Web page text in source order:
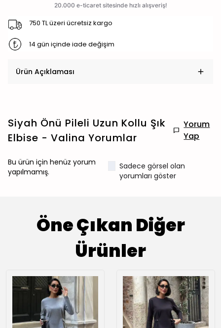
750 TL üzeri ücretsiz kargo
14 gün içinde iade değişim
Ürün Açıklaması
Siyah Önü Pileli Uzun Kollu Şık
Elbise - Valina Yorumlar
Yorum
Yap
Bu ürün için henüz yorum
yapılmamış.
Sadece görsel olan
yorumları göster
Öne Çıkan Diğer
Ürünler